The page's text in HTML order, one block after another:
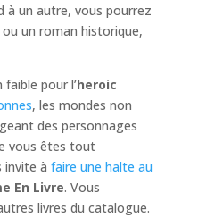
à un autre, vous pourrez
ou un roman historique,
pour l’heroic
, les mondes non
des personnages
vous êtes tout
invite à faire une halte au
En Livre. Vous
livres du catalogue.